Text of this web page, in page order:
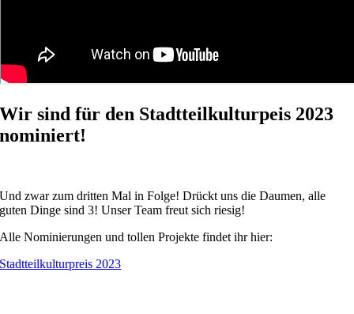
Wir sind für den Stadtteilkulturpeis 2023
nominiert!
Und zwar zum dritten Mal in Folge! Drückt uns die Daumen, alle
guten Dinge sind 3! Unser Team freut sich riesig!
Alle Nominierungen und tollen Projekte findet ihr hier:
Stadtteilkulturpreis 2023